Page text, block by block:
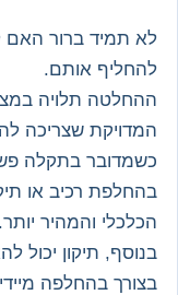
לא תמיד ברור האם
להחליף אותם.
ההחלטה תלויה
המדויקת שצריכה
כשמדובר בתקלה
בהחלפת רכיב או
הכלכלי והמהיר יותר.
בנוסף, תיקון יכול
בצורך בהחלפה